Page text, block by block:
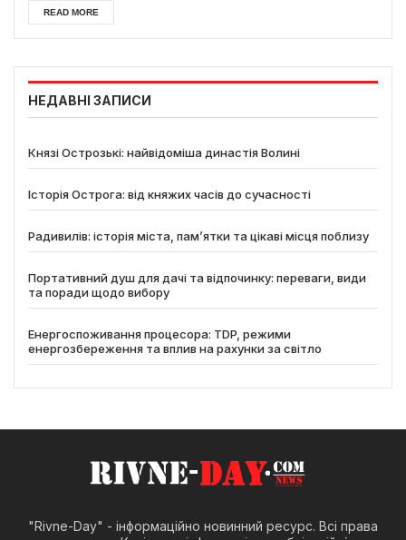
READ MORE
НЕДАВНІ ЗАПИСИ
Князі Острозькі: найвідоміша династія Волині
Історія Острога: від княжих часів до сучасності
Радивилів: історія міста, пам’ятки та цікаві місця поблизу
Портативний душ для дачі та відпочинку: переваги, види
та поради щодо вибору
Енергоспоживання процесора: TDP, режими
енергозбереження та вплив на рахунки за світло
"Rivne-Day" - інформаційно новинний ресурс. Всі права